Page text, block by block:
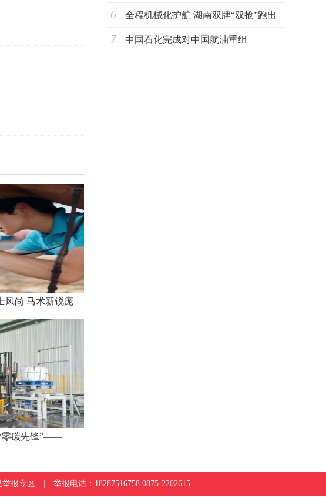
风尚 马术新锐庞
零碳先锋”——
驱动奶业
6 全程机械化护航 湖南双牌“双抢”跑出
丰收加
7 中国石化完成对中国航油重组
报专区 举报电话：18287516758 0875-2202615